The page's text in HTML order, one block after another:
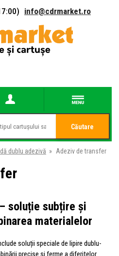
info@cdrmarket.ro
Căutare
dublu adezivă » Adeziv de transfer
soluție subțire și
materialelor
soluții speciale de lipire dublu-
precise și ferme a diferitelor